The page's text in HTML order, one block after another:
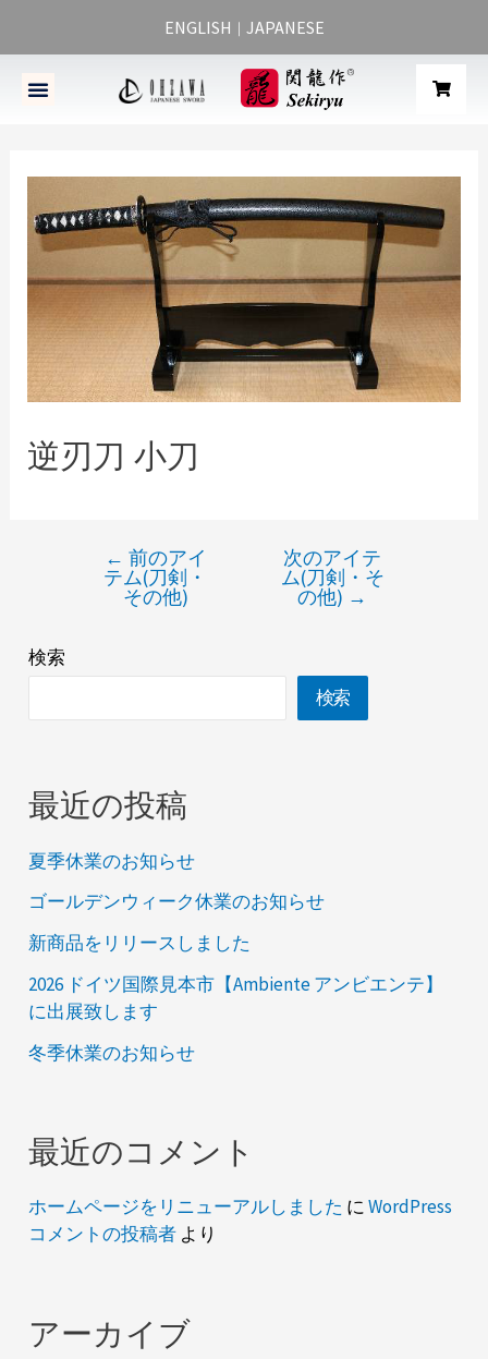
ENGLISH ｜ JAPANESE
逆刃刀 小刀
← 前のアイ
テム(刀剣・
その他)
次のアイテ
ム(刀剣・そ
の他) →
検索
検索
最近の投稿
夏季休業のお知らせ
ゴールデンウィーク休業のお知らせ
新商品をリリースしました
2026 ドイツ国際見本市【Ambiente アンビエンテ】
に出展致します
冬季休業のお知らせ
最近のコメント
ホームページをリニューアルしました にWordPress
コメントの投稿者より
アーカイブ